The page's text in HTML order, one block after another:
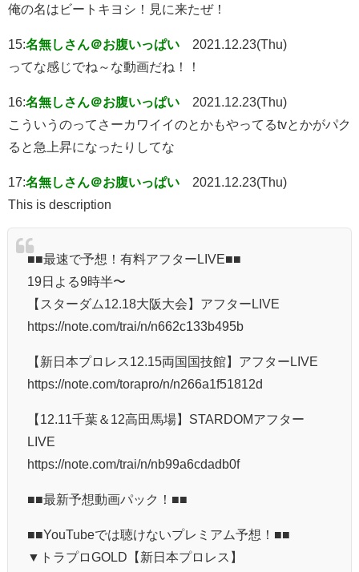
俺の名はビートキヨシ！見に来たぜ！
15:名無しさん＠お腹いっぱい
2021.12.23(Thu)
ってな感じでね～な動画だね！！
16:名無しさん＠お腹いっぱい
2021.12.23(Thu)
こういうのってさーカワイイのとかもやってるtvとかがパク
ると急上昇になったりしてな
17:名無しさん＠お腹いっぱい
2021.12.23(Thu)
This is description
■■最速で予想！有料アフターLIVE■■
19日よる9時半〜
【スターダム12.18大阪大会】アフターLIVE
https://note.com/trai/n/n662c133b495b
【新日本プロレス12.15両国国技館】アフターLIVE
https://note.com/torapro/n/n266a1f51812d
【12.11千葉＆12高田馬場】STARDOMアフター
LIVE
https://note.com/trai/n/nb99a6cdadb0f
■■最新予想動画パック！■■
■■YouTubeでは聴けないプレミアム予想！■■
▼トラプロGOLD【新日本プロレス】